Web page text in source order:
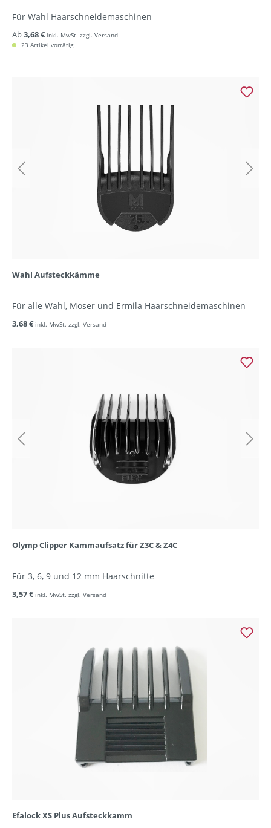
Für Wahl Haarschneidemaschinen
Ab3,68 € inkl. MwSt. zzgl. Versand
23 Artikel vorrätig
Wahl Aufsteckkämme
Für alle Wahl, Moser und Ermila Haarschneidemaschinen
3,68 € inkl. MwSt. zzgl. Versand
Olymp Clipper Kammaufsatz für Z3C & Z4C
Für 3, 6, 9 und 12 mm Haarschnitte
3,57 € inkl. MwSt. zzgl. Versand
Efalock XS Plus Aufsteckkamm